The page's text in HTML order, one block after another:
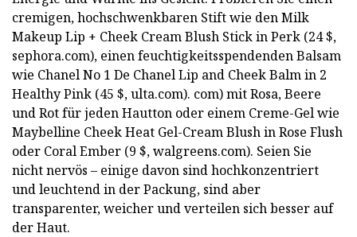
cremigen, hochschwenkbaren Stift wie den Milk
Makeup Lip + Cheek Cream Blush Stick in Perk (24 $,
sephora.com), einen feuchtigkeitsspendenden Balsam
wie Chanel No 1 De Chanel Lip and Cheek Balm in 2
Healthy Pink (45 $, ulta.com). com) mit Rosa, Beere
und Rot für jeden Hautton oder einem Creme-Gel wie
Maybelline Cheek Heat Gel-Cream Blush in Rose Flush
oder Coral Ember (9 $, walgreens.com). Seien Sie
nicht nervös – einige davon sind hochkonzentriert
und leuchtend in der Packung, sind aber
transparenter, weicher und verteilen sich besser auf
der Haut.